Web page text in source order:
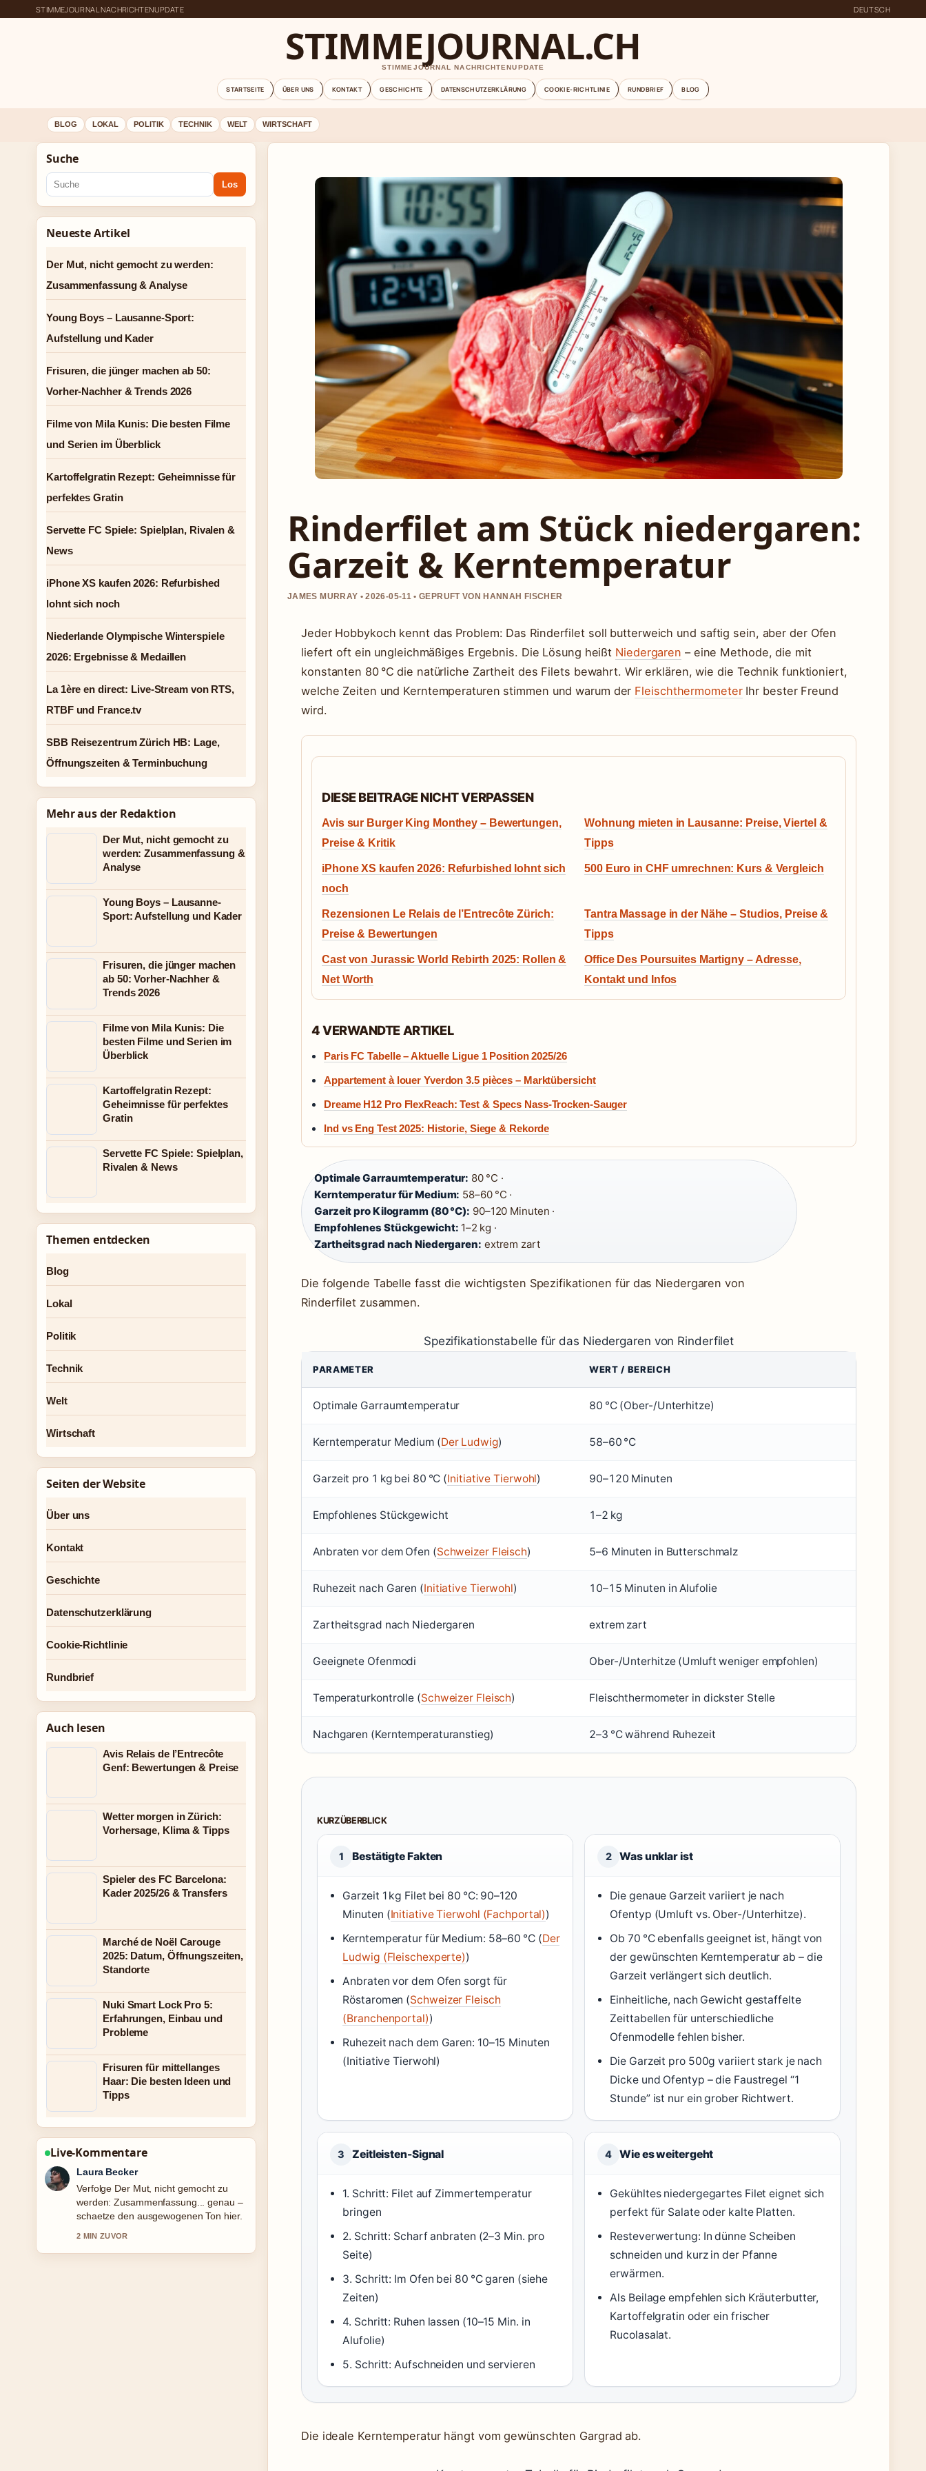
STIMMEJOURNAL NACHRICHTENUPDATE DEUTSCH
STIMMEJOURNAL.CH
STIMMEJOURNAL NACHRICHTENUPDATE
STARTSEITE ÜBER UNS KONTAKT GESCHICHTE DATENSCHUTZERKLÄRUNG COOKIE-RICHTLINIE RUNDBRIEF BLOG
BLOG LOKAL POLITIK TECHNIK WELT WIRTSCHAFT
Rinderfilet am Stück niedergaren:
Garzeit & Kerntemperatur
JAMES MURRAY • 2026-05-11 • GEPRUFT VON HANNAH FISCHER
Jeder Hobbykoch kennt das Problem: Das Rinderfilet soll butterweich und saftig sein, aber der Ofen
liefert oft ein ungleichmäßiges Ergebnis. Die Lösung heißt Niedergaren – eine Methode, die mit
konstanten 80 °C die natürliche Zartheit des Filets bewahrt. Wir erklären, wie die Technik funktioniert,
welche Zeiten und Kerntemperaturen stimmen und warum der FleischthermometerIhr bester Freund
wird.
DIESE BEITRAGE NICHT VERPASSEN
Avis sur Burger King Monthey – Bewertungen,
Preise & Kritik
Wohnung mieten in Lausanne: Preise, Viertel &
Tipps
iPhone XS kaufen 2026: Refurbished lohnt sich
noch
500 Euro in CHF umrechnen: Kurs & Vergleich
Rezensionen Le Relais de l’Entrecôte Zürich:
Preise & Bewertungen
Tantra Massage in der Nähe – Studios, Preise &
Tipps
Cast von Jurassic World Rebirth 2025: Rollen &
Net Worth
Office Des Poursuites Martigny – Adresse,
Kontakt und Infos
4 VERWANDTE ARTIKEL
Paris FC Tabelle – Aktuelle Ligue 1 Position 2025/26
Appartement à louer Yverdon 3.5 pièces – Marktübersicht
Dreame H12 Pro FlexReach: Test & Specs Nass-Trocken-Sauger
Ind vs Eng Test 2025: Historie, Siege & Rekorde
Optimale Garraumtemperatur: 80 °C ·
Kerntemperatur für Medium: 58–60 °C ·
Garzeit pro Kilogramm (80 °C): 90–120 Minuten ·
Empfohlenes Stückgewicht: 1–2 kg ·
Zartheitsgrad nach Niedergaren: extrem zart
Die folgende Tabelle fasst die wichtigsten Spezifikationen für das Niedergaren von
Rinderfilet zusammen.
Spezifikationstabelle für das Niedergaren von Rinderfilet
PARAMETER WERT / BEREICH
Optimale Garraumtemperatur 80 °C (Ober-/Unterhitze)
Kerntemperatur Medium (Der Ludwig) 58–60 °C
Garzeit pro 1 kg bei 80 °C (Initiative Tierwohl) 90–120 Minuten
Empfohlenes Stückgewicht 1–2 kg
Anbraten vor dem Ofen (Schweizer Fleisch) 5–6 Minuten in Butterschmalz
Ruhezeit nach Garen (Initiative Tierwohl) 10–15 Minuten in Alufolie
Zartheitsgrad nach Niedergaren extrem zart
Geeignete Ofenmodi Ober-/Unterhitze (Umluft weniger empfohlen)
Temperaturkontrolle (Schweizer Fleisch) Fleischthermometer in dickster Stelle
Nachgaren (Kerntemperaturanstieg) 2–3 °C während Ruhezeit
KURZÜBERBLICK
1 Bestätigte Fakten
Garzeit 1 kg Filet bei 80 °C: 90–120
Minuten (Initiative Tierwohl (Fachportal))
Kerntemperatur für Medium: 58–60 °C (Der
Ludwig (Fleischexperte))
Anbraten vor dem Ofen sorgt für
Röstaromen (Schweizer Fleisch
(Branchenportal))
Ruhezeit nach dem Garen: 10–15 Minuten
(Initiative Tierwohl)
2 Was unklar ist
Die genaue Garzeit variiert je nach
Ofentyp (Umluft vs. Ober-/Unterhitze).
Ob 70 °C ebenfalls geeignet ist, hängt von
der gewünschten Kerntemperatur ab – die
Garzeit verlängert sich deutlich.
Einheitliche, nach Gewicht gestaffelte
Zeittabellen für unterschiedliche
Ofenmodelle fehlen bisher.
Die Garzeit pro 500g variiert stark je nach
Dicke und Ofentyp – die Faustregel “1
Stunde” ist nur ein grober Richtwert.
3 Zeitleisten-Signal
1. Schritt: Filet auf Zimmertemperatur
bringen
2. Schritt: Scharf anbraten (2–3 Min. pro
Seite)
3. Schritt: Im Ofen bei 80 °C garen (siehe
Zeiten)
4. Schritt: Ruhen lassen (10–15 Min. in
Alufolie)
5. Schritt: Aufschneiden und servieren
4 Wie es weitergeht
Gekühltes niedergegartes Filet eignet sich
perfekt für Salate oder kalte Platten.
Resteverwertung: In dünne Scheiben
schneiden und kurz in der Pfanne
erwärmen.
Als Beilage empfehlen sich Kräuterbutter,
Kartoffelgratin oder ein frischer
Rucolasalat.
Die ideale Kerntemperatur hängt vom gewünschten Gargrad ab.
Suche
Los
Neueste Artikel
Der Mut, nicht gemocht zu werden:
Zusammenfassung & Analyse
Young Boys – Lausanne-Sport:
Aufstellung und Kader
Frisuren, die jünger machen ab 50:
Vorher-Nachher & Trends 2026
Filme von Mila Kunis: Die besten Filme
und Serien im Überblick
Kartoffelgratin Rezept: Geheimnisse für
perfektes Gratin
Servette FC Spiele: Spielplan, Rivalen &
News
iPhone XS kaufen 2026: Refurbished
lohnt sich noch
Niederlande Olympische Winterspiele
2026: Ergebnisse & Medaillen
La 1ère en direct: Live-Stream von RTS,
RTBF und France.tv
SBB Reisezentrum Zürich HB: Lage,
Öffnungszeiten & Terminbuchung
Mehr aus der Redaktion
Der Mut, nicht gemocht zu
werden: Zusammenfassung &
Analyse
Young Boys – Lausanne-
Sport: Aufstellung und Kader
Frisuren, die jünger machen
ab 50: Vorher-Nachher &
Trends 2026
Filme von Mila Kunis: Die
besten Filme und Serien im
Überblick
Kartoffelgratin Rezept:
Geheimnisse für perfektes
Gratin
Servette FC Spiele: Spielplan,
Rivalen & News
Themen entdecken
Blog
Lokal
Politik
Technik
Welt
Wirtschaft
Seiten der Website
Über uns
Kontakt
Geschichte
Datenschutzerklärung
Cookie-Richtlinie
Rundbrief
Auch lesen
Avis Relais de l’Entrecôte
Genf: Bewertungen & Preise
Wetter morgen in Zürich:
Vorhersage, Klima & Tipps
Spieler des FC Barcelona:
Kader 2025/26 & Transfers
Marché de Noël Carouge
2025: Datum, Öffnungszeiten,
Standorte
Nuki Smart Lock Pro 5:
Erfahrungen, Einbau und
Probleme
Frisuren für mittellanges
Haar: Die besten Ideen und
Tipps
Live-Kommentare
Nico Hoffmann
Hilfreicher Kontext zu Young Boys –
Lausanne-Sport: Aufstellung und
Kader. Bitte haltet diesen Liveticker